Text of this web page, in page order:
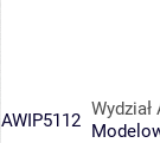
AWIP5112